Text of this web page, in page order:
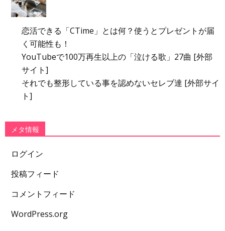
恋活できる「CTime」とは何？使うとプレゼントが届
く可能性も！
YouTubeで100万再生以上の「泣ける歌」27曲 [外部
サイト]
それでも整形している事を認めないセレブ達 [外部サイ
ト]
メタ情報
ログイン
投稿フィード
コメントフィード
WordPress.org